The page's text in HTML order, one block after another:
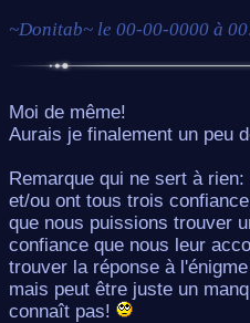
~Donitab~ le 00-00-0000 à
Moi de même!
Aurais je finalement un peu
Remarque qui ne sert à
et/ou ont tous trois
que nous puissions trouver
confiance que nous leur
trouver la réponse à
mais peut être juste un
connaît pas!